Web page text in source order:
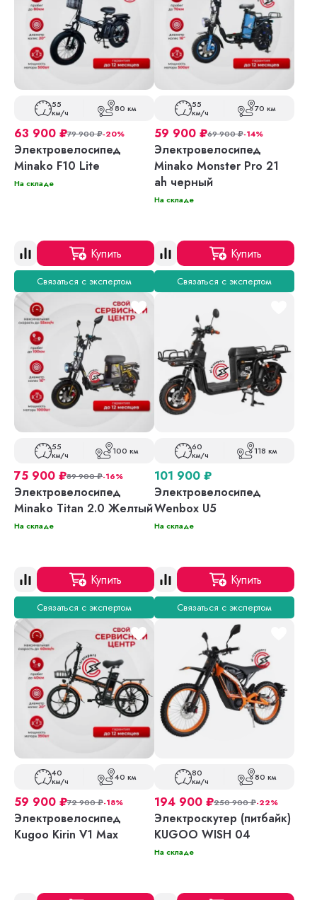
55
км/ч 80 км
63 900 ₽79 900₽-20%
Электровелосипед
Minako F10 Lite
На складе
Купить
Связаться с экспертом
55
км/ч 70 км
59 900 ₽69 900₽-14%
Электровелосипед
Minako Monster Pro 21
ah черный
На складе
Купить
Связаться с экспертом
55
км/ч 100 км
75 900 ₽89 900₽-16%
Электровелосипед
Minako Titan 2.0 Желтый
На складе
Купить
Связаться с экспертом
60
км/ч 118 км
101 900 ₽
Электровелосипед
Wenbox U5
На складе
Купить
Связаться с экспертом
40
км/ч 40 км
59 900 ₽72 900₽-18%
Электровелосипед
Kugoo Kirin V1 Max
80
км/ч 80 км
194 900 ₽250 900₽-22%
Электроскутер (питбайк)
KUGOO WISH 04
На складе